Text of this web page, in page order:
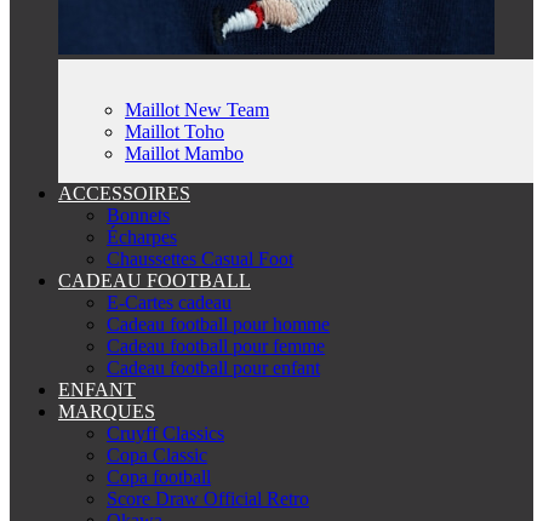
Maillot New Team
Maillot Toho
Maillot Mambo
ACCESSOIRES
Bonnets
Écharpes
Chaussettes Casual Foot
CADEAU FOOTBALL
E-Cartes cadeau
Cadeau football pour homme
Cadeau football pour femme
Cadeau football pour enfant
ENFANT
MARQUES
Cruyff Classics
Copa Classic
Copa football
Score Draw Official Retro